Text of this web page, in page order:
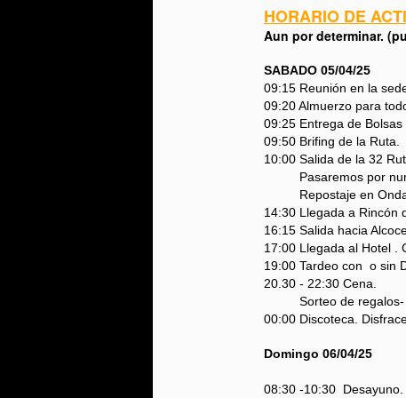
HORARIO DE
Aun por determinar.
SABADO 05/04/25
09:15 Reunión en la
09:20 Almuerzo para
09:25 Entrega de Bolsas
09:50 Brifing de la Ruta.
10:00 Salida de la 32
Pasaremos por
Repostaje en Onda.
14:30 Llegada a Rincón
16:15 Salida hacia
17:00 Llegada al Hotel .
19:00 Tardeo con o sin
20.30 - 22:30 Cena.
Sorteo de regalos-
00:00 Discoteca.
Domingo 06/04/25
08:30 -10:30 Desayuno.
14
30